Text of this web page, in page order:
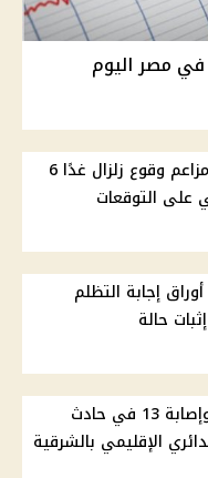
في مصر اليوم
البحوث الفلكية تحسم مزاعم وقوع زلزال غدًا 6
التوقعات
أوراق إجابة التظلم
حالة
بالأسماء.. مصرع طفل وإصابة 13 في حادث
الإقليمي بالشرقية